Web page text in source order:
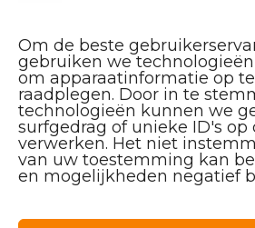
Om de beste
gebruiken we
om apparaatinformatie op
raadplegen. Door in te
technologieën kunnen we
surfgedrag of unieke ID's op
verwerken. Het niet
van uw toestemming kan
en mogelijkheden negatief